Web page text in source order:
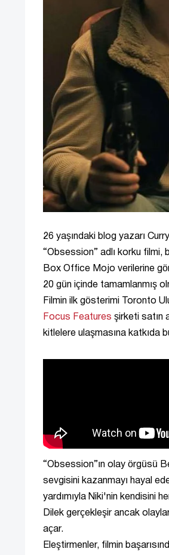
26 yaşındaki blog yazarı
“Obsession” adlı korku filmi,
Box Office Mojo verilerine
20 gün içinde tamamlanmış
Filmin ilk gösterimi Toronto
Focus Features şirketi satın
kitlelere ulaşmasına katkıda
“Obsession”ın olay örgüsü
sevgisini kazanmayı hayal
yardımıyla Niki'nin kendisini
Dilek gerçekleşir ancak
açar.
Eleştirmenler, filmin